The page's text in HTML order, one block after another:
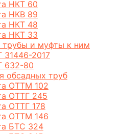
НКТ 60
НКВ 89
НКТ 48
НКТ 33
трубы и муфты к ним
31446-2017
632-80
обсадных труб
ОТТМ 102
ОТТГ 245
ОТТГ 178
ОТТМ 146
БТС 324